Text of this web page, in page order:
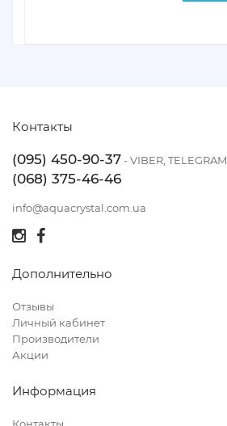
Контакты
(095) 450-90-37- VIBER, TELEGRAM
(068) 375-46-46
info@aquacrystal.com.ua
Дополнительно
Отзывы
Личный кабинет
Производители
Акции
Информация